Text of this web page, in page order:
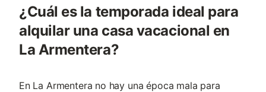
¿Cuál es la temporada ideal para
alquilar una casa vacacional en
La Armentera?
En La Armentera no hay una época mala para